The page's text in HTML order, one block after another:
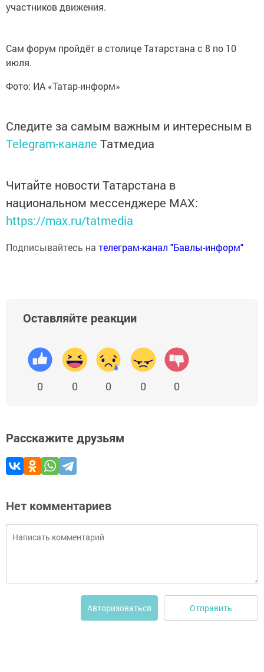
участников движения.
Сам форум пройдёт в столице Татарстана с 8 по 10
июля.
Фото: ИА «Татар-информ»
Следите за самым важным и интересным в
Telegram-канале Татмедиа
Читайте новости Татарстана в
национальном мессенджере MАХ:
https://max.ru/tatmedia
Подписывайтесь на телеграм-канал "Бавлы-информ"
Оставляйте реакции
0 0 0 0 0
Расскажите друзьям
Нет комментариев
Авторизоваться Отправить